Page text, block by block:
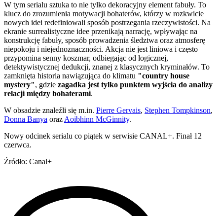
W tym serialu sztuka to nie tylko dekoracyjny element fabuły. To
klucz do zrozumienia motywacji bohaterów, którzy w rozkwicie
nowych idei redefiniowali sposób postrzegania rzeczywistości. Na
ekranie surrealistyczne idee przenikają narrację, wpływając na
konstrukcję fabuły, sposób prowadzenia śledztwa oraz atmosferę
niepokoju i niejednoznaczności. Akcja nie jest liniowa i często
przypomina senny koszmar, odbiegając od logicznej,
detektywistycznej dedukcji, znanej z klasycznych kryminałów. To
zamknięta historia nawiązująca do klimatu "country house
mystery", gdzie zagadka jest tylko punktem wyjścia do analizy
relacji między bohaterami.
W obsadzie znaleźli się m.in. Pierre Gervais, Stephen Tompkinson,
Donna Banya oraz Aoibhinn McGinnity.
Nowy odcinek serialu co piątek w serwisie CANAL+. Finał 12
czerwca.
Źródło: Canal+